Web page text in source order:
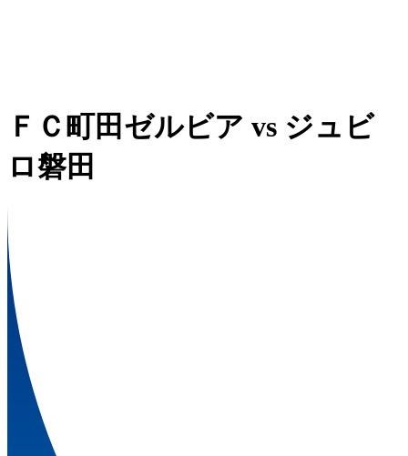
ＦＣ町田ゼルビア vs ジュビ
ロ磐田